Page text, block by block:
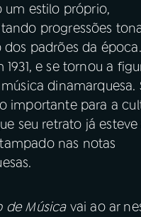
um estilo próprio,
progressões
padrões da
e se tornou a
dinamarquesa.
importante para a
seu retrato já
nas notas
de Música vai ao ar